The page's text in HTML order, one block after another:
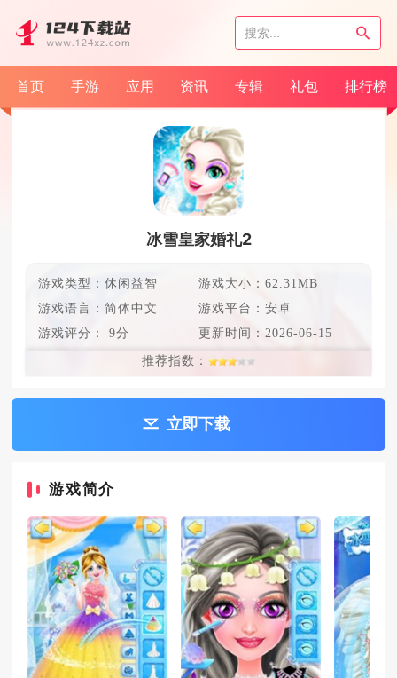
首页 手游 应用 资讯 专辑 礼包 排行榜
冰雪皇家婚礼2
游戏类型：休闲益智
游戏大小：62.31MB
游戏语言： 简体中文
游戏平台：安卓
游戏评分： 9分 更新时间： 2026-06-15
推荐指数：
立即下载
游戏简介